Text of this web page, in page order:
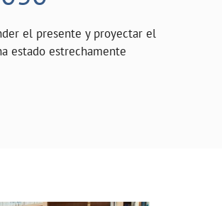
el presente y proyectar el
estado estrechamente